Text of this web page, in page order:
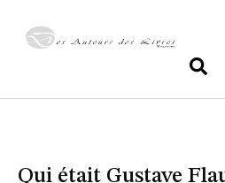
Qui était Gustave